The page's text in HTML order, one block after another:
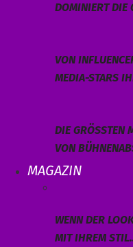
DOMINIERT DIE
VON
MEDIA-STARS
DIE GRÖSSTEN
ON
MAGAZIN
WENN DER
MIT IHREM